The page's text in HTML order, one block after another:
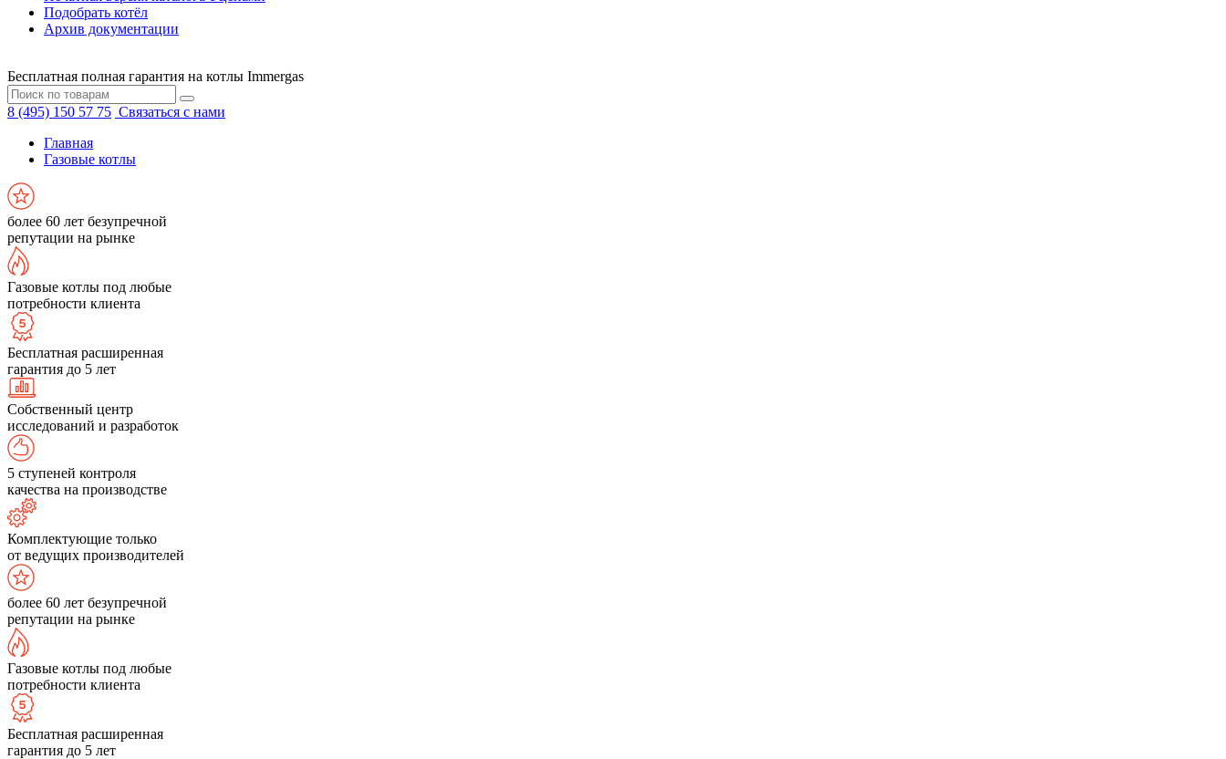
Подобрать котёл
Архив документации
Бесплатная полная гарантия на котлы Immergas
8 (495) 150 57 75 Связаться с нами
Главная
Газовые котлы
более 60 лет безупречной
репутации на рынке
Газовые котлы под любые
потребности клиента
Бесплатная расширенная
гарантия до 5 лет
Собственный центр
исследований и разработок
5 ступеней контроля
качества на производстве
Комплектующие только
от ведущих производителей
более 60 лет безупречной
репутации на рынке
Газовые котлы под любые
потребности клиента
Бесплатная расширенная
гарантия до 5 лет